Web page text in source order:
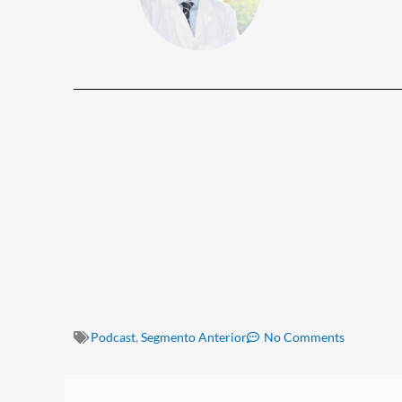
Podcast, Segmento Anterior No Comments